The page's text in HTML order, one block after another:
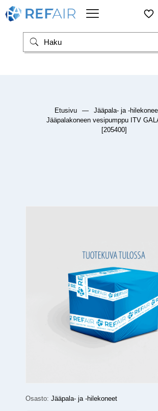
Etusivu — Jääpala- ja -
Jääpalakoneen vesipumppu ITV
[205400]
Osasto: Jääpala- ja -hilekoneet